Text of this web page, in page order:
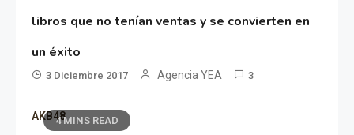
libros que no tenían ventas y se convierten en
un éxito
3 Diciembre 2017 Agencia YEA 3
4 MINS READ
AKB48